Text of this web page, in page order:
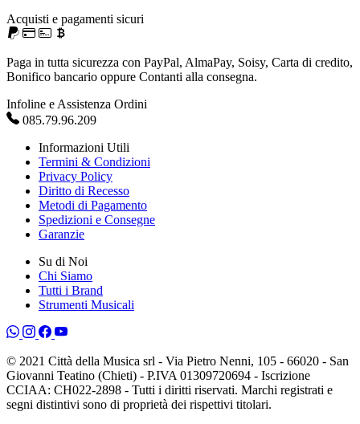
Acquisti e pagamenti sicuri
Paga in tutta sicurezza con PayPal, AlmaPay, Soisy, Carta di credito,
Bonifico bancario oppure Contanti alla consegna.
Infoline e Assistenza Ordini
085.79.96.209
Informazioni Utili
Termini & Condizioni
Privacy Policy
Diritto di Recesso
Metodi di Pagamento
Spedizioni e Consegne
Garanzie
Su di Noi
Chi Siamo
Tutti i Brand
Strumenti Musicali
© 2021 Città della Musica srl - Via Pietro Nenni, 105 - 66020 - San
Giovanni Teatino (Chieti) - P.IVA 01309720694 - Iscrizione
CCIAA: CH022-2898 - Tutti i diritti riservati. Marchi registrati e
segni distintivi sono di proprietà dei rispettivi titolari.